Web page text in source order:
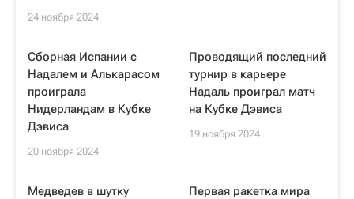
24 ноября 2024
Сборная Испании c
Надалем и Алькарасом
проиграла
Нидерландам в Кубке
Дэвиса
20 ноября 2024
Проводящий последний
турнир в карьере
Надаль проиграл матч
на Кубке Дэвиса
19 ноября 2024
Медведев в шутку
Первая ракетка мира